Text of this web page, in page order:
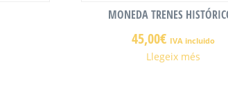
MONEDA TRENES
45,00€ IVA incluido
Llegeix més